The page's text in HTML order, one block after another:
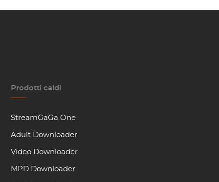
Prodotti caldi
StreamGaGa One
Adult Downloader
Video Downloader
MPD Downloader